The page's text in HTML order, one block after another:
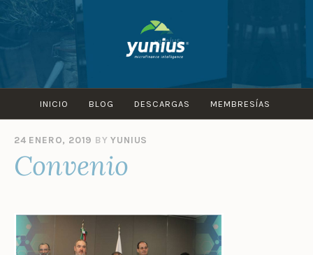
Skip
to
content
INICIO BLOG DESCARGAS MEMBRESÍAS
24 ENERO, 2019 BYYUNIUS
Convenio